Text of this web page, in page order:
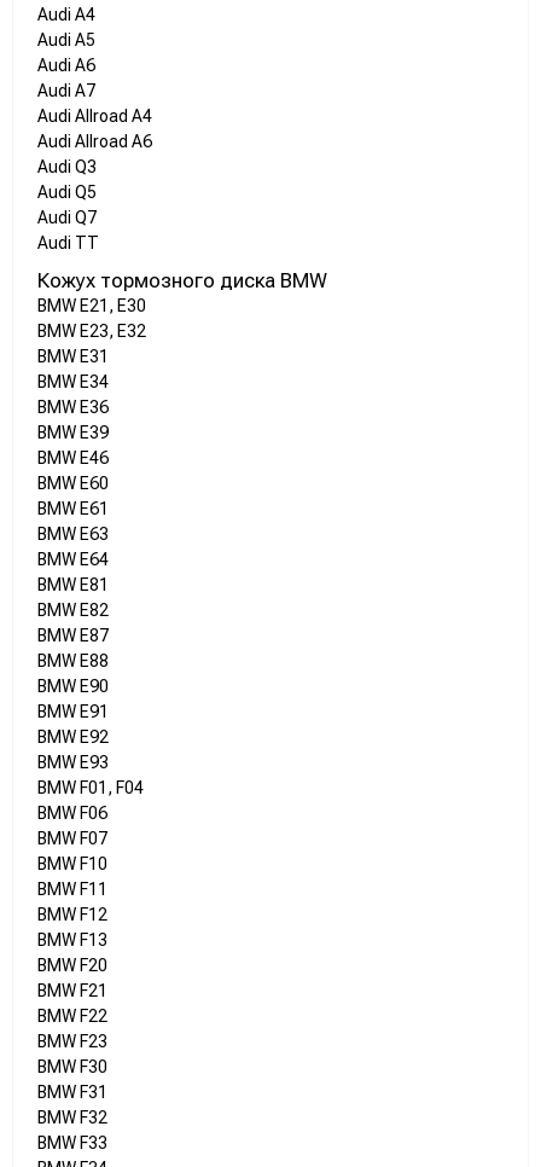
Audi A4
Audi A5
Audi A6
Audi A7
Audi Allroad A4
Audi Allroad A6
Audi Q3
Audi Q5
Audi Q7
Audi TT
Кожух тормозного диска BMW
BMW E21, E30
BMW E23, E32
BMW E31
BMW E34
BMW E36
BMW E39
BMW E46
BMW E60
BMW E61
BMW E63
BMW E64
BMW E81
BMW E82
BMW E87
BMW E88
BMW E90
BMW E91
BMW E92
BMW E93
BMW F01, F04
BMW F06
BMW F07
BMW F10
BMW F11
BMW F12
BMW F13
BMW F20
BMW F21
BMW F22
BMW F23
BMW F30
BMW F31
BMW F32
BMW F33